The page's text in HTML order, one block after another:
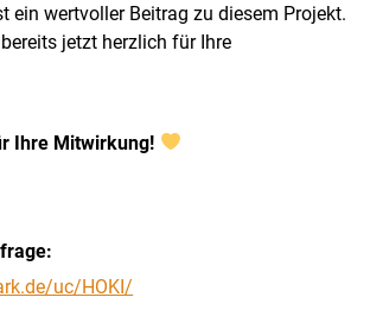
ein wertvoller Beitrag zu diesem Projekt.
jetzt herzlich für Ihre
Ihre Mitwirkung!
uc/HOKI/